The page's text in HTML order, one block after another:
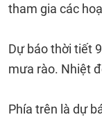
tham gia các
Dự báo thời tiết
mưa rào. Nhiệt
Phía trên là dự